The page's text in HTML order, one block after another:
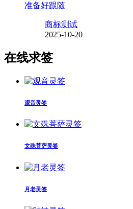
准备好跟随
商标测试
2025-10-20
在线求签
观音灵签
文殊菩萨灵签
月老灵签